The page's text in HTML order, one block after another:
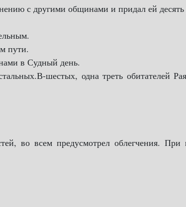
с другими общинами и придал ей десять
пути.
в Судный день.
шестых, одна треть обитателей
во всем предусмотрел облегчения. При